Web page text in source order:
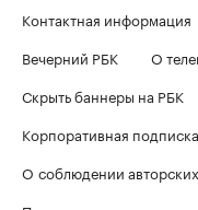
Контактная информация
Вечерний РБК
О
Скрыть баннеры на РБК
Корпоративная подписка
О соблюдении